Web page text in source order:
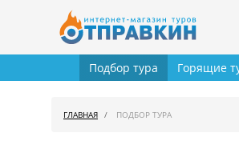
Подбор тура Горящие
ГЛАВНАЯ ПОДБОР ТУРА